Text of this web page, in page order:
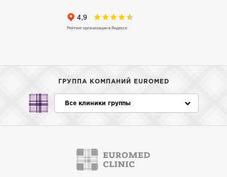
ГРУППА КОМПАНИЙ EUROMED
Все клиники группы